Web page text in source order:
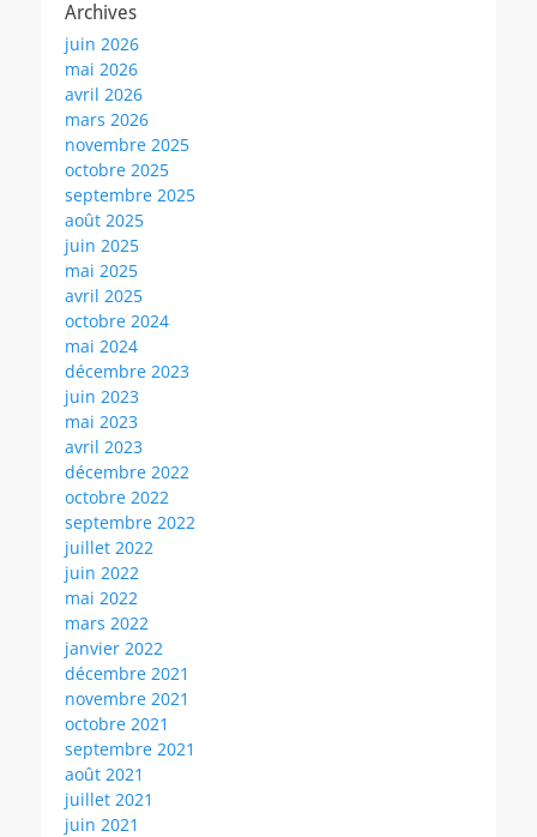
Archives
juin 2026
mai 2026
avril 2026
mars 2026
novembre 2025
octobre 2025
septembre 2025
août 2025
juin 2025
mai 2025
avril 2025
octobre 2024
mai 2024
décembre 2023
juin 2023
mai 2023
avril 2023
décembre 2022
octobre 2022
septembre 2022
juillet 2022
juin 2022
mai 2022
mars 2022
janvier 2022
décembre 2021
novembre 2021
octobre 2021
septembre 2021
août 2021
juillet 2021
juin 2021